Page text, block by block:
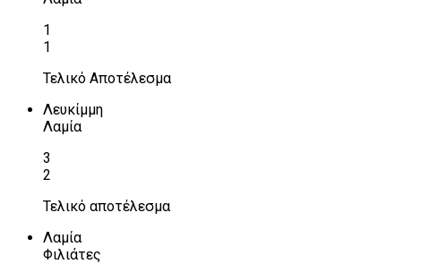
1
1
Τελικό Αποτέλεσμα
Λευκίμμη
Λαμία
3
2
Τελικό αποτέλεσμα
Λαμία
Φιλιάτες